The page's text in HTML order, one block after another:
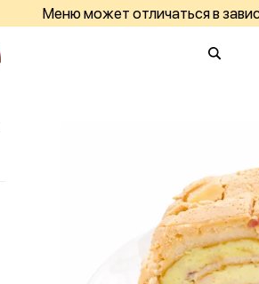
Меню может отличаться в